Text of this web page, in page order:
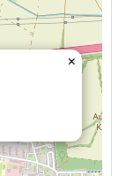
×